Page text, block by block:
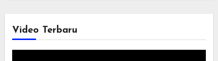
Video Terbaru